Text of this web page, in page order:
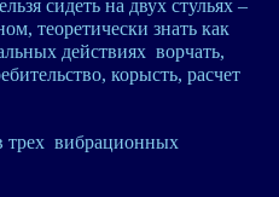
сидеть на двух стульях –
теоретически знать как
действиях ворчать,
корысть, расчет
трех вибрационных